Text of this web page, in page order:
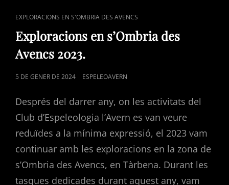
CAT
LINKS
EXPLORACIONS EN S'OMBRIA DES AVENCS
Exploracions en s’Ombria des
Avencs 2023.
POSTED
5 DE GENER DE 2024 ESPELEOAVERN
Després del darrer any, on les activitats del
Club d’Espeleologia l’Avern es van veure
reduïdes a la mínima expressió, el 2023 vam
continuar amb les exploracions en la zona de
s’Ombria des Avencs, en Tàrbena. Durant les
tasques dedicades durant aquest any, vam